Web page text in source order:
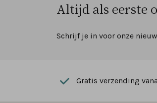
Altijd als eerste
Schrijf je in voor onze
Gratis verzending